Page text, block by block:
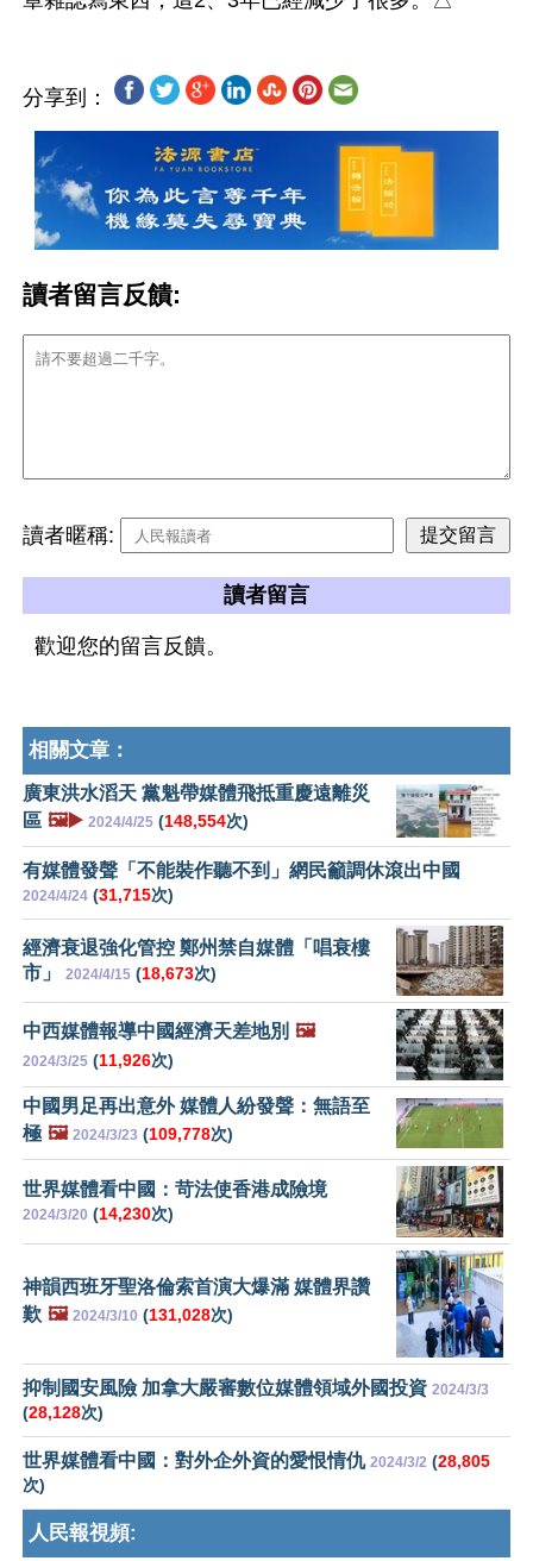
分享到：
讀者留言反饋:
讀者暱稱:
讀者留言
歡迎您的留言反饋。
相關文章：
廣東洪水滔天 黨魁帶媒體飛抵重慶遠離災
區 🖼️▶️ 2024/4/25 (148,554次)
有媒體發聲「不能裝作聽不到」網民籲調休滾出中國
2024/4/24 (31,715次)
經濟衰退強化管控 鄭州禁自媒體「唱衰樓
市」
2024/4/15 (18,673次)
中西媒體報導中國經濟天差地別 🖼️
2024/3/25 (11,926次)
中國男足再出意外 媒體人紛發聲：無語至
極 🖼️ 2024/3/23 (109,778次)
世界媒體看中國：苛法使香港成險境
2024/3/20 (14,230次)
神韻西班牙聖洛倫索首演大爆滿 媒體界讚
歎 🖼️ 2024/3/10 (131,028次)
抑制國安風險 加拿大嚴審數位媒體領域外國投資 2024/3/3
(28,128次)
世界媒體看中國：對外企外資的愛恨情仇 2024/3/2 (28,805
次)
人民報視頻: